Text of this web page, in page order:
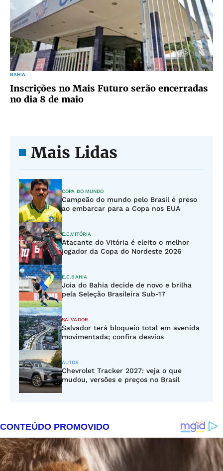
BAHIA
Inscrições no Mais Futuro serão encerradas
no dia 8 de maio
Mais Lidas
COPA DO MUNDO
Campeão do mundo pelo Brasil é preso
ao embarcar para a Copa nos EUA
E.C.VITÓRIA
Atacante do Vitória é eleito o melhor
jogador da Copa do Nordeste 2026
E.C.BAHIA
Joia do Bahia decide de novo e brilha
pela Seleção Brasileira Sub-17
SALVADOR
Salvador terá bloqueio total em avenida
movimentada; confira desvios
AUTOS
Chevrolet Tracker 2027: veja o que
mudou, versões e preços no Brasil